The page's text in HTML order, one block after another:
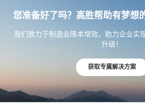
您准备好了吗？高胜帮助有梦想
我们致力于制造业降本增效，助力企业实
升级！
获取专属解决方案